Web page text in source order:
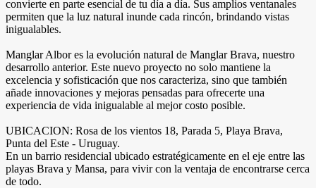
convierte en parte esencial de tu día a día. Sus amplios ventanales
permiten que la luz natural inunde cada rincón, brindando vistas
inigualables.
Manglar Albor es la evolución natural de Manglar Brava, nuestro
desarrollo anterior. Este nuevo proyecto no solo mantiene la
excelencia y sofisticación que nos caracteriza, sino que también
añade innovaciones y mejoras pensadas para ofrecerte una
experiencia de vida inigualable al mejor costo posible.
UBICACION: Rosa de los vientos 18, Parada 5, Playa Brava,
Punta del Este - Uruguay.
En un barrio residencial ubicado estratégicamente en el eje entre las
playas Brava y Mansa, para vivir con la ventaja de encontrarse cerca
de todo.